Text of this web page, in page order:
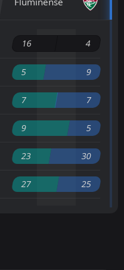
16 4
5 9
7 7
9 5
23 30
27 25